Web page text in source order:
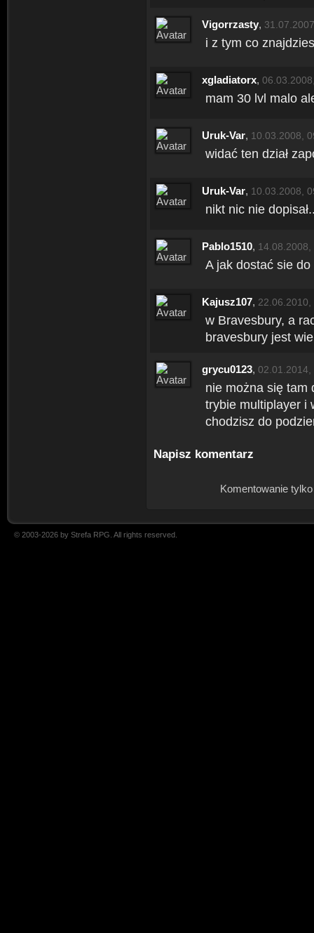
Vigorrzasty,
i z tym co
xgladiatorx,
mam 30 lvl malo
Uruk-Var, 10.03.2008,
widać ten dział
Uruk-Var, 10.03.2008,
nikt nic nie
Pablo1510, 14.08.2008,
A jak dostać sie
Kajusz107, 22.06.2010,
w Bravesbury, a
bravesbury jest
grycu0123, 02.01.2014,
nie można się tam
trybie multiplayer i
chodzisz do
Napisz komentarz
Komentowanie
© 2003-2026 by Strefa RPG. All rights reserved.